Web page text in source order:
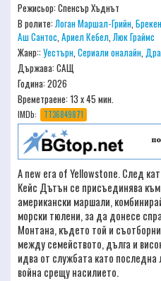
Режисьор:Спенсър Хъднът
В ролите:Логан Маршал-Грийн,
Аш Сантос,Ариел Кебел,Люк Граймс
Жанр::Уестърн,Сериали оналайн,
Държава: САЩ
Година: 2026
Времетраене:13 x 45 мин.
IMDb: TT36849871
A new era of Yellowstone. След
Кейс Дътън се присъединява
американски маршали,
морски тюлени, за да донесе
Монтана, където той и
между семейството, дълга и
идва от службата като последна
война срещу насилието.